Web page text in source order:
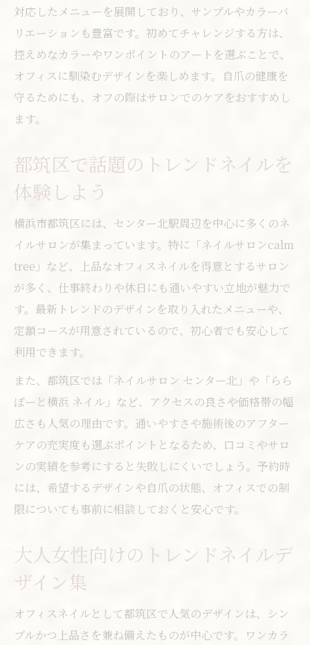
対応したメニューを展開しており、サンプルやカラーバ
リエーションも豊富です。初めてチャレンジする方は、
控えめなカラーやワンポイントのアートを選ぶことで、
オフィスに馴染むデザインを楽しめます。自爪の健康を
守るためにも、オフの際はサロンでのケアをおすすめし
ます。
都筑区で話題のトレンドネイルを
体験しよう
横浜市都筑区には、センター北駅周辺を中心に多くのネ
イルサロンが集まっています。特に「ネイルサロンcalm
tree」など、上品なオフィスネイルを得意とするサロン
が多く、仕事終わりや休日にも通いやすい立地が魅力で
す。最新トレンドのデザインを取り入れたメニューや、
定額コースが用意されているので、初心者でも安心して
利用できます。
また、都筑区では「ネイルサロン センター北」や「らら
ぽーと横浜 ネイル」など、アクセスの良さや価格帯の幅
広さも人気の理由です。通いやすさや施術後のアフター
ケアの充実度も選ぶポイントとなるため、口コミやサロ
ンの実績を参考にすると失敗しにくいでしょう。予約時
には、希望するデザインや自爪の状態、オフィスでの制
限についても事前に相談しておくと安心です。
大人女性向けのトレンドネイルデ
ザイン集
オフィスネイルとして都筑区で人気のデザインは、シン
プルかつ上品さを兼ね備えたものが中心です。ワンカラ